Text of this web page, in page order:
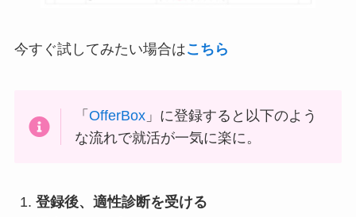
今すぐ試してみたい場合はこちら
「OfferBox 」に登録すると以下のよう
な流れで就活が一気に楽に。
登録後、適性診断を受ける